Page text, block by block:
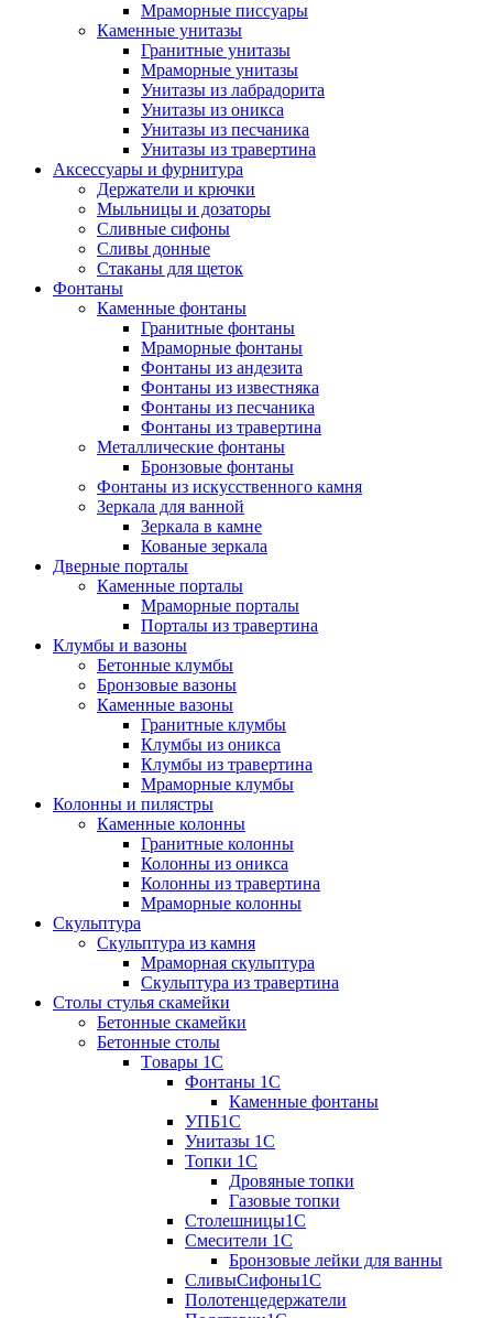
Мраморные писсуары
Каменные унитазы
Гранитные унитазы
Мраморные унитазы
Унитазы из лабрадорита
Унитазы из оникса
Унитазы из песчаника
Унитазы из травертина
Аксессуары и фурнитура
Держатели и крючки
Мыльницы и дозаторы
Сливные сифоны
Сливы донные
Стаканы для щеток
Фонтаны
Каменные фонтаны
Гранитные фонтаны
Мраморные фонтаны
Фонтаны из андезита
Фонтаны из известняка
Фонтаны из песчаника
Фонтаны из травертина
Металлические фонтаны
Бронзовые фонтаны
Фонтаны из искусственного камня
Зеркала для ванной
Зеркала в камне
Кованые зеркала
Дверные порталы
Каменные порталы
Мраморные порталы
Порталы из травертина
Клумбы и вазоны
Бетонные клумбы
Бронзовые вазоны
Каменные вазоны
Гранитные клумбы
Клумбы из оникса
Клумбы из травертина
Мраморные клумбы
Колонны и пилястры
Каменные колонны
Гранитные колонны
Колонны из оникса
Колонны из травертина
Мраморные колонны
Скульптура
Скульптура из камня
Мраморная скульптура
Скульптура из травертина
Столы стулья скамейки
Бетонные скамейки
Бетонные столы
Tовары 1C
Фонтаны 1C
Каменные фонтаны
УПБ1С
Унитазы 1С
Топки 1С
Дровяные топки
Газовые топки
Столешницы1С
Смесители 1С
Бронзовые лейки для ванны
СливыСифоны1С
Полотенцедержатели